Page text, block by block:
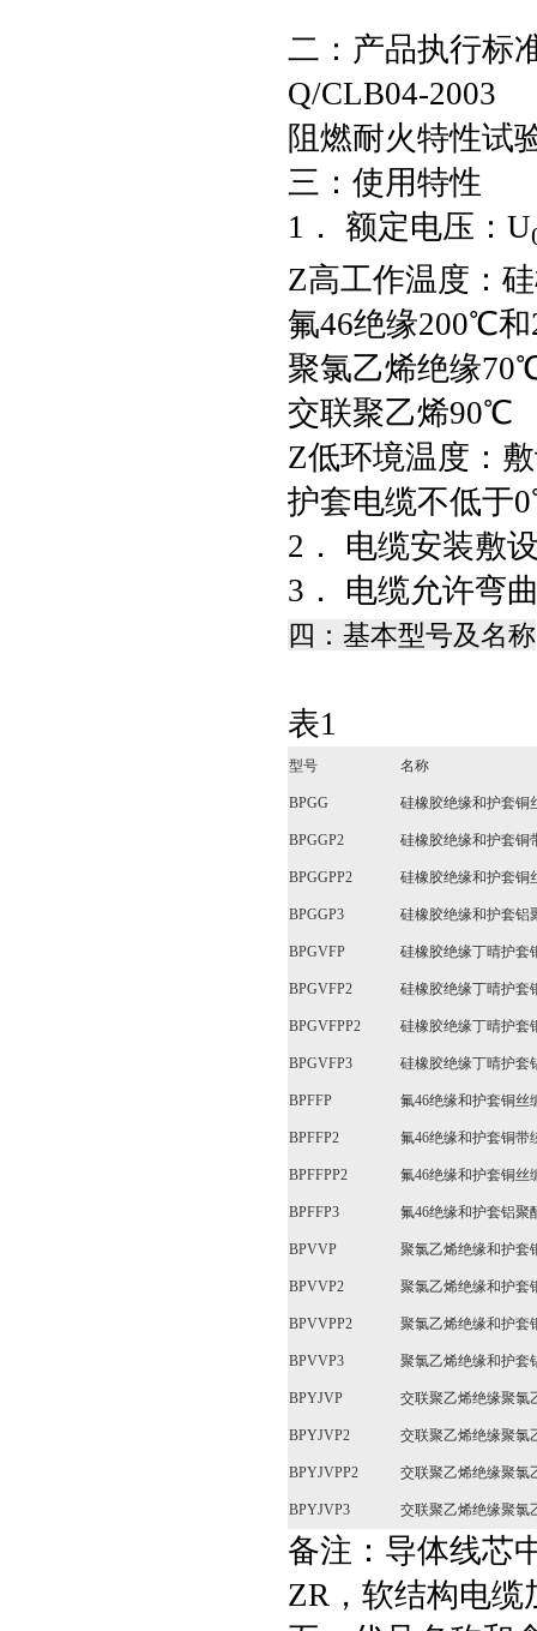
二：产品执行标
Q/CLB04-2003
阻燃耐火特性试
三：使用特性
1． 额定电压：U
Z高工作温度：
氟46绝缘200℃
聚氯乙烯绝缘
交联聚乙烯90℃
Z低环境温度：
护套电缆不低于
2． 电缆安装敷
3． 电缆允许弯
四：基本型号及名称
表1
型号 名称
BPGG 硅橡胶绝缘和护套铜
BPGGP2 硅橡胶绝缘和护套铜
BPGGPP2 硅橡胶绝缘和护套铜
BPGGP3 硅橡胶绝缘和护套铝
BPGVFP 硅橡胶绝缘丁晴护套
BPGVFP2 硅橡胶绝缘丁晴护套
BPGVFPP2 硅橡胶绝缘丁晴护套
BPGVFP3 硅橡胶绝缘丁晴护套
BPFFP 氟46绝缘和护套铜丝
BPFFP2 氟46绝缘和护套铜带
BPFFPP2 氟46绝缘和护套铜丝
BPFFP3 氟46绝缘和护套铝聚
BPVVP 聚氯乙烯绝缘和护套
BPVVP2 聚氯乙烯绝缘和护套
BPVVPP2 聚氯乙烯绝缘和护套
BPVVP3 聚氯乙烯绝缘和护套
BPYJVP 交联聚乙烯绝缘聚氯
BPYJVP2 交联聚乙烯绝缘聚氯
BPYJVPP2 交联聚乙烯绝缘聚氯
BPYJVP3 交联聚乙烯绝缘聚氯
备注：导体线芯
ZR，软结构电缆